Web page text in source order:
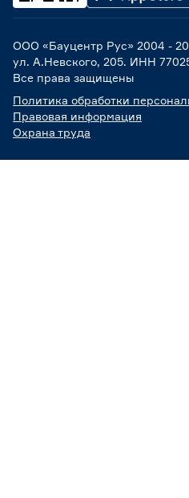
ООО «Бауцентр Рус» 2004 -
ул. А.Невского, 205. ИНН
Все права защищены
Политика обработки
Правовая информация
Охрана труда